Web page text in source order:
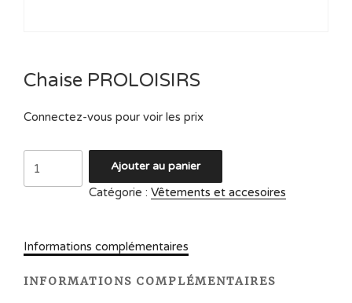
Chaise PROLOISIRS
Connectez-vous pour voir les prix
Ajouter au panier
Catégorie : Vêtements et accesoires
Informations complémentaires
INFORMATIONS COMPLÉMENTAIRES